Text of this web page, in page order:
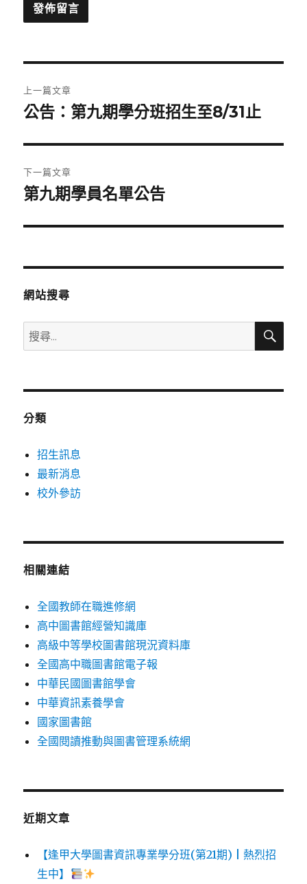
章
覽
上一篇文章
上
篇
文
章:
公告：第九期學分班招生至8/31止
下一篇文章
下
篇
章:
第九期學員名單公告
網站搜尋
搜
尋
鍵
搜
分類
招生訊息
最新消息
校外參訪
相關連結
全國教師在職進修網
高中圖書館經營知識庫
高級中等學校圖書館現況資料庫
全國高中職圖書館電子報
中華民國圖書館學會
中華資訊素養學會
國家圖書館
全國閱讀推動與圖書管理系統網
近期文章
【逢甲大學圖書資訊專業學分班(第21期) | 熱烈招
生中】